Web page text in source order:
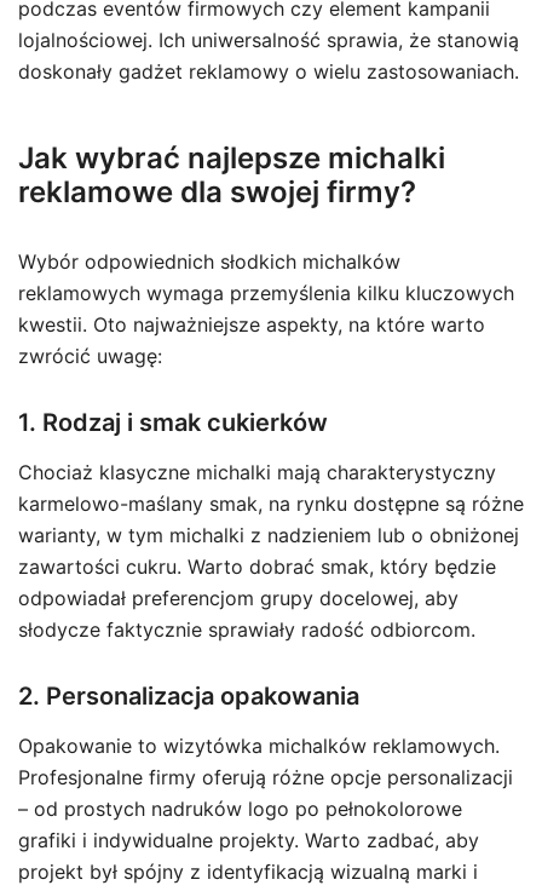
podczas eventów firmowych czy element kampanii
lojalnościowej. Ich uniwersalność sprawia, że stanowią
doskonały gadżet reklamowy o wielu zastosowaniach.
Jak wybrać najlepsze michalki
reklamowe dla swojej firmy?
Wybór odpowiednich słodkich michalków
reklamowych wymaga przemyślenia kilku kluczowych
kwestii. Oto najważniejsze aspekty, na które warto
zwrócić uwagę:
1. Rodzaj i smak cukierków
Chociaż klasyczne michalki mają charakterystyczny
karmelowo-maślany smak, na rynku dostępne są różne
warianty, w tym michalki z nadzieniem lub o obniżonej
zawartości cukru. Warto dobrać smak, który będzie
odpowiadał preferencjom grupy docelowej, aby
słodycze faktycznie sprawiały radość odbiorcom.
2. Personalizacja opakowania
Opakowanie to wizytówka michalków reklamowych.
Profesjonalne firmy oferują różne opcje personalizacji
– od prostych nadruków logo po pełnokolorowe
grafiki i indywidualne projekty. Warto zadbać, aby
projekt był spójny z identyfikacją wizualną marki i